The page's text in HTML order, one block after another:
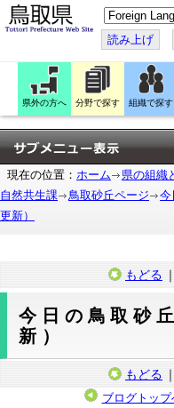
こ
の
ペ
ー
ジ
翻
訳
す
る
読み上げ
県外の方へ 分野で探す 組織で探す
現在の位置： ホーム 県の組織
自然共生課
鳥取砂丘ページ
今
更新）
もどる ｜
今日の鳥取砂
新）
もどる ｜
ブログトップ